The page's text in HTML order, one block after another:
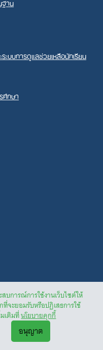
บการณ์การใช้งานเว็บไซต์ให้
จะยอมรับหรือปฏิเสธการใช้
เติมที่นโยบายคุกกี้
อนุญาต
ะบบการดูแลช่วยเหลือนักเรียน
ศึกษา